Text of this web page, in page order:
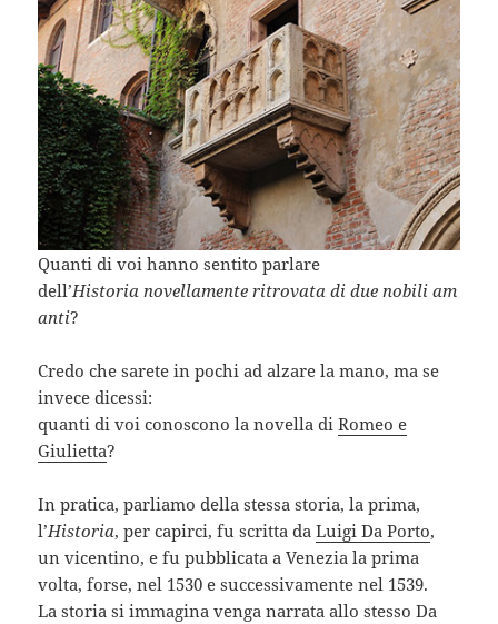
Quanti di voi hanno sentito parlare
dell’Historia novellamente ritrovata di due nobili am
anti?
Credo che sarete in pochi ad alzare la mano, ma se
invece dicessi:
quanti di voi conoscono la novella diRomeo e
Giulietta?
In pratica, parliamo della stessa storia, la prima,
l’Historia, per capirci, fu scritta daLuigi Da Porto,
un vicentino, e fu pubblicata a Venezia la prima
volta, forse, nel 1530 e successivamente nel 1539.
La storia si immagina venga narrata allo stesso Da